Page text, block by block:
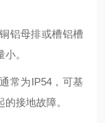
铝母排或槽铝槽
。
常为IP54，可基
接地故障。